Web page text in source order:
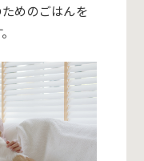
めのごはんを